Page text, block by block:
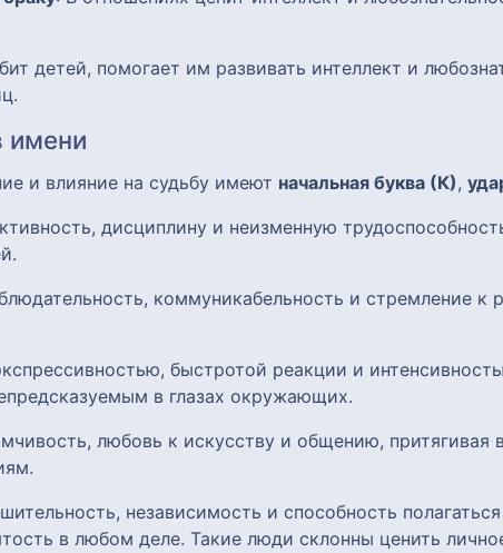
детей, помогает им развивать интеллект и
имени
и влияние на судьбу имеют начальная буква (К),
дисциплину и неизменную
коммуникабельность и стремление
быстротой реакции и
в глазах окружающих.
любовь к искусству и общению,
независимость и способность
в любом деле. Такие люди склонны ценить